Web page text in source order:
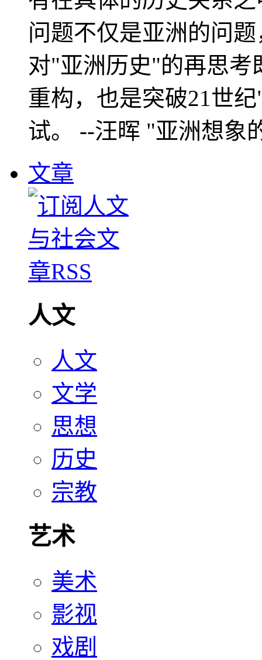
问题不仅是亚洲的问
对"亚洲历史"的再思考
重构，也是突破21世
试。 --汪晖 "亚洲想象
文章
人文
人文
文学
思想
历史
宗教
艺术
美术
影视
戏剧